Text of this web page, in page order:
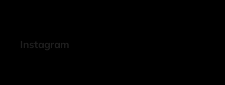
Instagram